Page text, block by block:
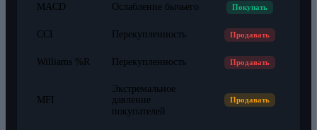
MACD Ослабление бычьего Покупать
CCI Перекупленность Продавать
Williams %R Перекупленность Продавать
MFI
Экстремальное
давление
покупателей
Продавать